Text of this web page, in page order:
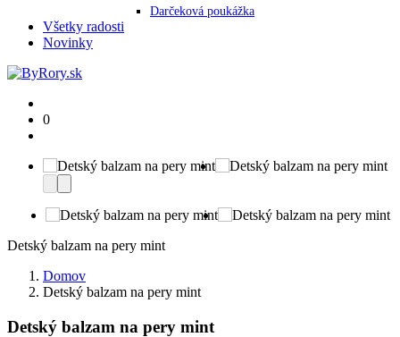
Darčeková poukážka
Všetky radosti
Novinky
0
Detský balzam na pery mint
Domov
Detský balzam na pery mint
Detský balzam na pery mint